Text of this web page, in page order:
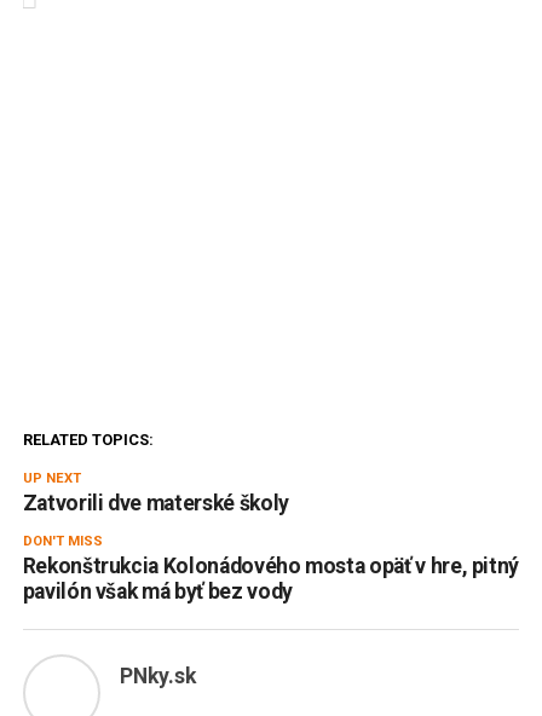
RELATED TOPICS:
UP NEXT
Zatvorili dve materské školy
DON'T MISS
Rekonštrukcia Kolonádového mosta opäť v hre, pitný
pavilón však má byť bez vody
PNky.sk